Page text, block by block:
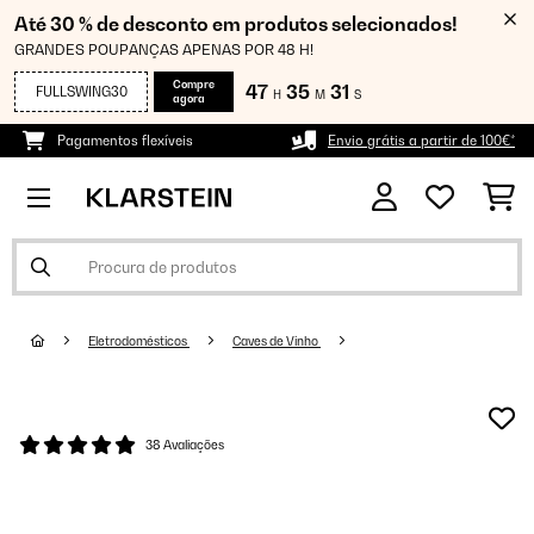
Até 30 % de desconto em produtos selecionados!
GRANDES POUPANÇAS APENAS POR 48 H!
FULLSWING30
Compre
agora
47 H 35 M 31 S
Pagamentos flexíveis Envio grátis a partir de 100€*
Eletrodomésticos Caves de Vinho
38 Avaliações